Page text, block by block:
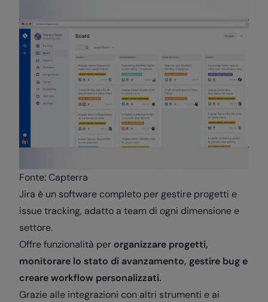
Fonte: Capterra
Jira è un software completo per gestire progetti e
issue tracking, adatto a team di ogni dimensione e
settore.
Offre funzionalità per organizzare progetti,
monitorare lo stato di avanzamento, gestire bug e
creare workflow personalizzati.
Grazie alle integrazioni con altri strumenti e ai